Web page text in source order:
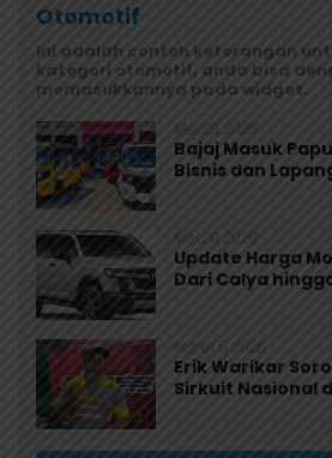
Otomotif
Ini adalah contoh keterangan
kategori otomotif, anda bisa
memasukkannya pada widget.
Mei 29, 2026
Bajaj Masuk
Bisnis dan
Mei 29, 2026
Update Harga
Dari Calya
Maret 5, 2026
Erik Warikar
Sirkuit Nasional